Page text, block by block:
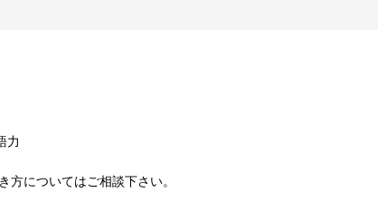
力
についてはご相談下さい。